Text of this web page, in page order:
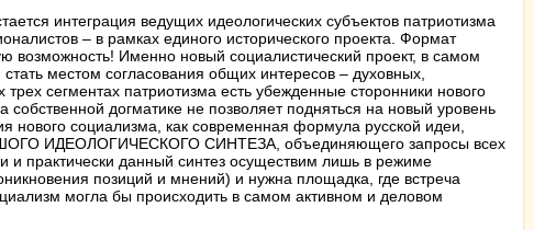
интеграция ведущих идеологических субъектов патриотизма
– в рамках единого исторического проекта. Формат
возможность! Именно новый социалистический проект, в самом
местом согласования общих интересов – духовных,
сегментах патриотизма есть убежденные сторонники нового
собственной догматике не позволяет подняться на новый уровень
нового социализма, как современная формула русской идеи,
ИДЕОЛОГИЧЕСКОГО СИНТЕЗА, объединяющего запросы всех
и практически данный синтез осуществим лишь в режиме
позиций и мнений) и нужна площадка, где встреча
могла бы происходить в самом активном и деловом